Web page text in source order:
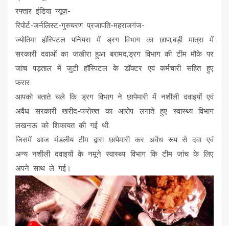
रफ्तार इंडिया न्यूज़-
रिपोर्ट-जर्नलिस्ट-गुरुचरण प्रजापति-महराजगंज-
ज्योतिमा हॉस्पिटल पनियरा में ड्रग विभाग का छापा,बड़ी मात्रा में
सरकारी दवाओं का जखीरा हुआ बरामद,ड्रग विभाग की टीम मौके पर
जांच पड़ताल में जुटी हॉस्पिटल के डॉक्टर एवं कर्मचारी सहित हुए
फरार.
आपको बताते चले कि ड्रग विभाग ने छापेमारी में नशीली दवाइयों एवं
अवैध सरकारी खरीद-फरोख्त का आरोप लगाते हुए स्वास्थ्य विभाग
लखनऊ को शिकायत की गई थी.
जिसमें आज मंडलीय टीम द्वारा छापेमारी कर अवैध रूप से दवा एवं
अन्य नशीली दवाइयों के नमूने स्वास्थ्य विभाग कि टीम जांच के लिए
अपने साथ ले गई।